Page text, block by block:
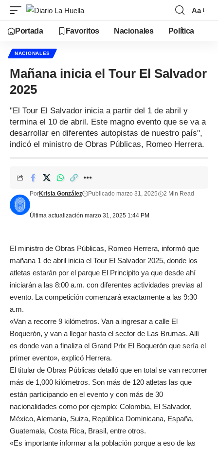
Aa
Portada Favoritos Nacionales Política
NACIONALES
Mañana inicia el Tour El Salvador
2025
"El Tour El Salvador inicia a partir del 1 de abril y
termina el 10 de abril. Este magno evento que se va a
desarrollar en diferentes autopistas de nuestro país",
indicó el ministro de Obras Públicas, Romeo Herrera.
Última actualización marzo 31, 2025 1:44 PM
PorKrisia González Publicado marzo 31, 2025 2 Min Read
El ministro de Obras Públicas, Romeo Herrera, informó que
mañana 1 de abril inicia el Tour El Salvador 2025, donde los
atletas estarán por el parque El Principito ya que desde ahí
iniciarán a las 8:00 a.m. con diferentes actividades previas al
evento. La competición comenzará exactamente a las 9:30
a.m.
«Van a recorre 9 kilómetros. Van a ingresar a calle El
Boquerón, y van a llegar hasta el sector de Las Brumas. Allí
es donde van a finaliza el Grand Prix El Boquerón que sería el
primer evento», explicó Herrera.
El titular de Obras Públicas detalló que en total se van recorrer
más de 1,000 kilómetros. Son más de 120 atletas las que
están participando en el evento y con más de 30
nacionalidades como por ejemplo: Colombia, El Salvador,
México, Alemania, Suiza, República Dominicana, España,
Guatemala, Costa Rica, Brasil, entre otros.
«Es importante informar a la población porque a eso de las